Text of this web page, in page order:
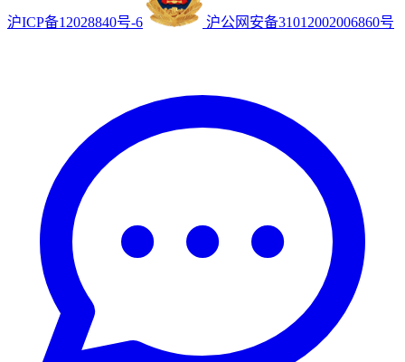
沪ICP备12028840号-6 沪公网安备31012002006860号